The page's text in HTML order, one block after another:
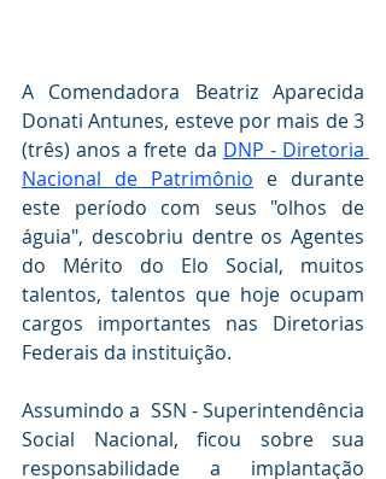
A Comendadora Beatriz Aparecida
Donati Antunes, esteve por mais de 3
(três) anos a frete da DNP - Diretoria
Nacional de Patrimônio e durante
este período com seus "olhos de
águia", descobriu dentre os Agentes
do Mérito do Elo Social, muitos
talentos, talentos que hoje ocupam
cargos importantes nas Diretorias
Federais da instituição.
Assumindo a  SSN - Superintendência
Social Nacional, ficou sobre sua
responsabilidade a implantação